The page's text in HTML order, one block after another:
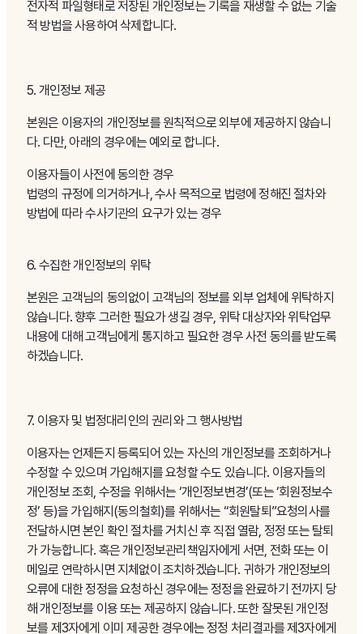
전자적 파일형태로 저장된 개인정보는 기록을 재생할 수 없는 기술
적 방법을 사용하여 삭제합니다.
5. 개인정보 제공
본원은 이용자의 개인정보를 원칙적으로 외부에 제공하지 않습니
다. 다만, 아래의 경우에는 예외로 합니다.
이용자들이 사전에 동의한 경우
법령의 규정에 의거하거나, 수사 목적으로 법령에 정해진 절차와
방법에 따라 수사기관의 요구가 있는 경우
6. 수집한 개인정보의 위탁
본원은 고객님의 동의없이 고객님의 정보를 외부 업체에 위탁하지
않습니다. 향후 그러한 필요가 생길 경우, 위탁 대상자와 위탁업무
내용에 대해 고객님에게 통지하고 필요한 경우 사전 동의를 받도록
하겠습니다.
7. 이용자 및 법정대리인의 권리와 그 행사방법
이용자는 언제든지 등록되어 있는 자신의 개인정보를 조회하거나
수정할 수 있으며 가입해지를 요청할 수도 있습니다. 이용자들의
개인정보 조회, 수정을 위해서는 ‘개인정보변경’(또는 ‘회원정보수
정’ 등)을 가입해지(동의철회)를 위해서는 “회원탈퇴”요청의사를
전달하시면 본인 확인 절차를 거치신 후 직접 열람, 정정 또는 탈퇴
가 가능합니다. 혹은 개인정보관리책임자에게 서면, 전화 또는 이
메일로 연락하시면 지체없이 조치하겠습니다. 귀하가 개인정보의
오류에 대한 정정을 요청하신 경우에는 정정을 완료하기 전까지 당
해 개인정보를 이용 또는 제공하지 않습니다. 또한 잘못된 개인정
보를 제3자에게 이미 제공한 경우에는 정정 처리결과를 제3자에게